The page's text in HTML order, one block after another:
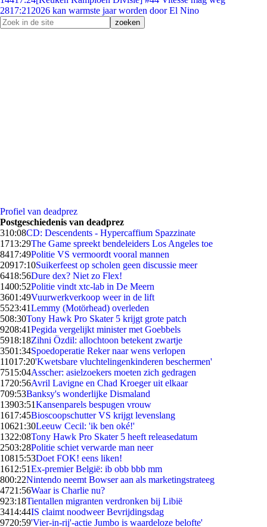
2817:21 2026 kan warmste jaar worden door El Nino
Profiel van deadprez
Postgeschiedenis van deadprez
310:08CD: Descendents - Hypercaffium Spazzinate
1713:29The Game spreekt bendeleiders Los Angeles toe
8417:49Politie VS vermoordt vooral mannen
20917:10Suikerfeest op scholen geen discussie meer
6418:56Dure dex? Niet zo Flex!
1400:52Politie vindt xtc-lab in De Meern
3601:49Vuurwerkverkoop weer in de lift
5523:41Lemmy (Motörhead) overleden
508:30Tony Hawk Pro Skater 5 krijgt grote patch
9208:41Pegida vergelijkt minister met Goebbels
5918:18Zihni Özdil: allochtoon betekent zwartje
3501:34Spoedoperatie Reker naar wens verlopen
11017:20'Kwetsbare vluchtelingenkinderen beschermen'
7515:04Asscher: asielzoekers moeten zich gedragen
1720:56Avril Lavigne en Chad Kroeger uit elkaar
709:53Banksy's wonderlijke Dismaland
13903:51Kansenparels bespugen vrouw
1617:45Bioscoopschutter VS krijgt levenslang
10621:30Leeuw Cecil: 'ik ben oké!'
1322:08Tony Hawk Pro Skater 5 heeft releasedatum
2503:28Politie schiet verwarde man neer
10815:53Doet FOK! eens liken!
1612:51Ex-premier België: ib obb bbb mm
800:22Nintendo neemt Bowser aan als marketingstrateeg
4721:56Waar is Charlie nu?
923:18Tientallen migranten verdronken bij Libië
3414:44IS claimt noodweer Bevrijdingsdag
9720:59'Vier-in-rij'-actie Jumbo is waardeloze belofte'